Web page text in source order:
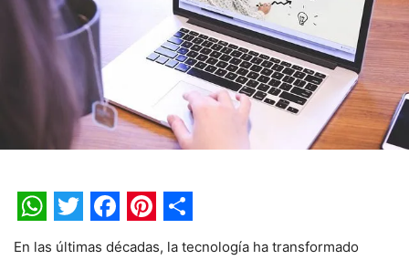
WhatsApp
Twitter
Facebook
Pinterest
Share
En las últimas décadas, la tecnología ha transformado